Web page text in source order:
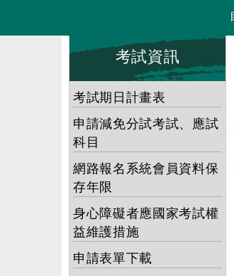
考試資訊
考試期日計畫表
申請減免分試考試、應試
科目
網路報名系統會員資料保
存年限
身心障礙者應國家考試權
益維護措施
申請表單下載